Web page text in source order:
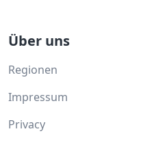
Über uns
Regionen
Impressum
Privacy